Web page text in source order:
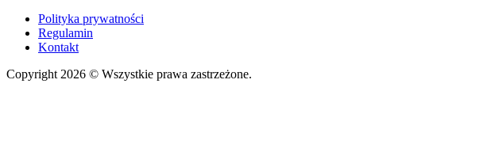
Polityka prywatności
Regulamin
Kontakt
Copyright 2026 © Wszystkie prawa zastrzeżone.